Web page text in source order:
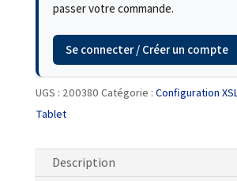
passer votre commande.
Se connecter / Créer un compte
UGS : 200380 Catégorie : Configuration
Tablet
Description